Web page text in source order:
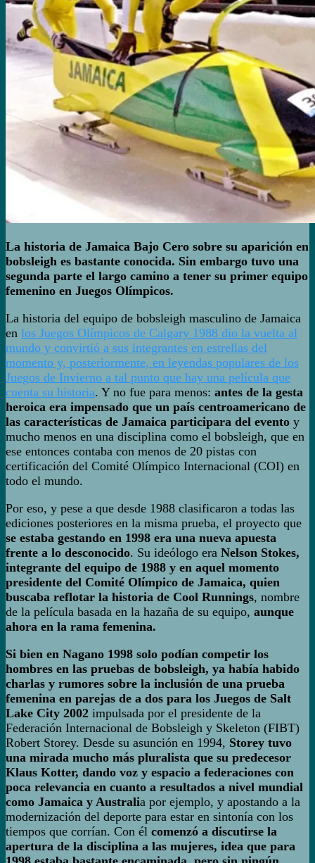
La historia de Jamaica Bajo Cero sobre su aparición en
bobsleigh es bastante conocida. Sin embargo tuvo una
segunda parte el largo camino a tener su primer equipo
femenino en Juegos Olímpicos.
La historia del equipo de bobsleigh masculino de Jamaica
en los Juegos Olímpicos de Calgary 1988 dio la vuelta al
mundo y convirtió a sus integrantes en estrellas del
momento y, posteriormente, en leyendas populares de los
Juegos de Invierno a tal punto que hay una película que
cuenta su historia. Y no fue para menos: antes de la gesta
heroica era impensado que un país centroamericano de
las características de Jamaica participara del evento y
mucho menos en una disciplina como el bobsleigh, que en
ese entonces contaba con menos de 20 pistas con
certificación del Comité Olímpico Internacional (COI) en
todo el mundo.
Por eso, y pese a que desde 1988 clasificaron a todas las
ediciones posteriores en la misma prueba, el proyecto que
se estaba gestando en 1998 era una nueva apuesta
frente a lo desconocido. Su ideólogo era Nelson Stokes,
integrante del equipo de 1988 y en aquel momento
presidente del Comité Olímpico de Jamaica, quien
buscaba reflotar la historia de Cool Runnings, nombre
de la película basada en la hazaña de su equipo, aunque
ahora en la rama femenina.
Si bien en Nagano 1998 solo podían competir los
hombres en las pruebas de bobsleigh, ya había habido
charlas y rumores sobre la inclusión de una prueba
femenina en parejas de a dos para los Juegos de Salt
Lake City 2002 impulsada por el presidente de la
Federación Internacional de Bobsleigh y Skeleton (FIBT)
Robert Storey. Desde su asunción en 1994, Storey tuvo
una mirada mucho más pluralista que su predecesor
Klaus Kotter, dando voz y espacio a federaciones con
poca relevancia en cuanto a resultados a nivel mundial
como Jamaica y Australia por ejemplo, y apostando a la
modernización del deporte para estar en sintonía con los
tiempos que corrían. Con él comenzó a discutirse la
apertura de la disciplina a las mujeres, idea que para